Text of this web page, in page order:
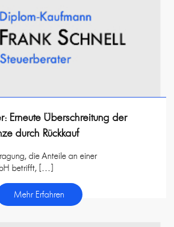
Erneute Überschreitung der
durch Rückkauf
die Anteile an einer
betrifft, […]
Mehr Erfahren